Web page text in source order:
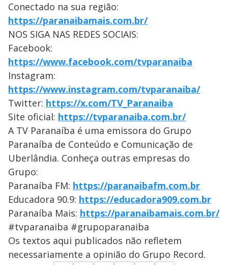
Conectado na sua região:
https://paranaibamais.com.br/
NOS SIGA NAS REDES SOCIAIS:
Facebook:
https://www.facebook.com/tvparanaiba
Instagram:
https://www.instagram.com/tvparanaiba/
Twitter: https://x.com/TV_Paranaiba
Site oficial: https://tvparanaiba.com.br/
A TV Paranaíba é uma emissora do Grupo
Paranaíba de Conteúdo e Comunicação de
Uberlândia. Conheça outras empresas do
Grupo:
Paranaíba FM: https://paranaibafm.com.br
Educadora 90.9: https://educadora909.com.br
Paranaíba Mais: https://paranaibamais.com.br/
#tvparanaiba #grupoparanaiba
Os textos aqui publicados não refletem
necessariamente a opinião do Grupo Record.